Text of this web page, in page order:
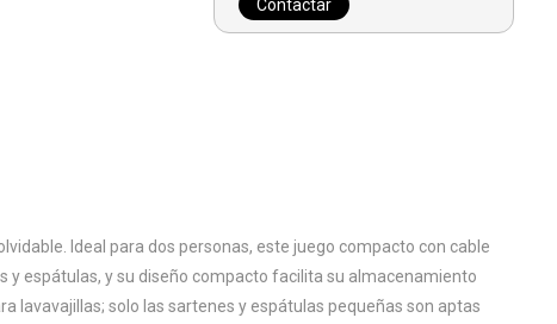
Contactar
Ideal para dos personas, este juego compacto con cable
y espátulas, y su diseño compacto facilita su almacenamiento
lavavajillas; solo las sartenes y espátulas pequeñas son aptas